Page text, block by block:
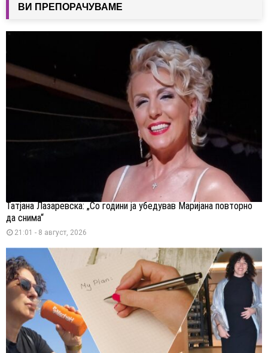
ВИ ПРЕПОРАЧУВАМЕ
Татјана Лазаревска: „Со години ја убедував Маријана повторно
да снима“
21:01 - 8 август, 2026